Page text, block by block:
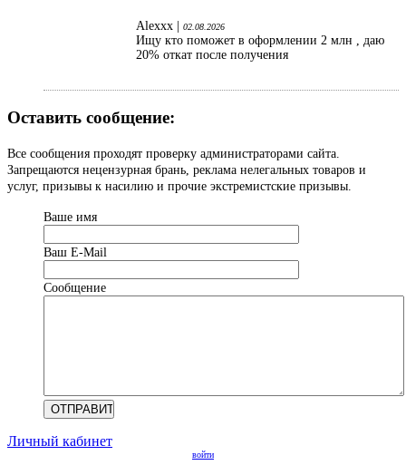
Alexxx | 02.08.2026
Ищу кто поможет в оформлении 2 млн , даю
20% откат после получения
Оставить сообщение:
Все сообщения проходят проверку администраторами сайта.
Запрещаются нецензурная брань, реклама нелегальных товаров и
услуг, призывы к насилию и прочие экстремистские призывы.
Ваше имя
Ваш Е-Mail
Сообщение
Личный кабинет
войти